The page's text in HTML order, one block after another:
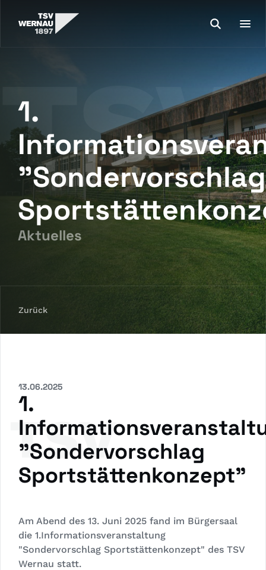
1.
"Sondervorschlag
Aktuelles
Zurück
TSV
13.06.2025
1.
"Sondervorschlag
Sportstättenkonzept"
Am Abend des 13. Juni 2025 fand im Bürgersaal
die 1.Informationsveranstaltung
"Sondervorschlag Sportstättenkonzept" des TSV
Wernau statt.